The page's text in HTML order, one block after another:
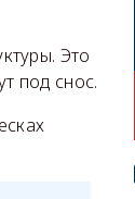
Это
под снос.